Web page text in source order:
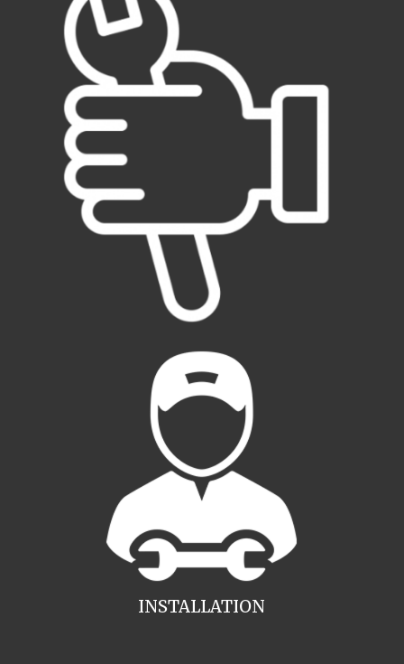
INSTALLATION